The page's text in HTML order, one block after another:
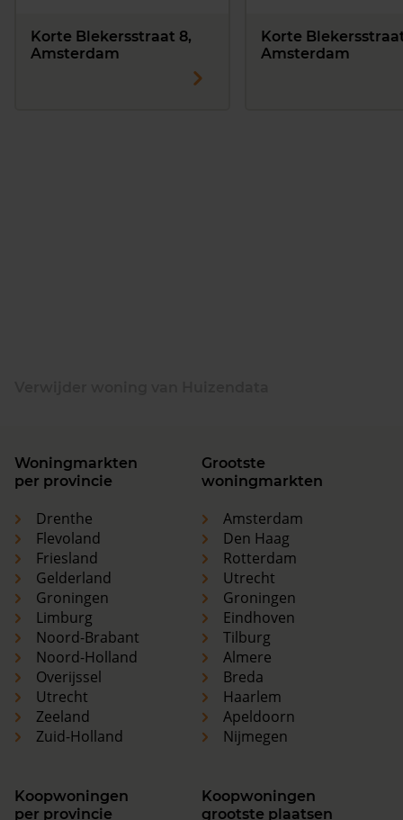
Korte Blekersstraat 8,
Amsterdam
Korte Blekersstraat
Amsterdam
Woningmarkten
per provincie
Drenthe
Flevoland
Friesland
Gelderland
Groningen
Limburg
Noord-Brabant
Noord-Holland
Overijssel
Utrecht
Zeeland
Zuid-Holland
Grootste
woningmarkten
Amsterdam
Den Haag
Rotterdam
Utrecht
Groningen
Eindhoven
Tilburg
Almere
Breda
Haarlem
Apeldoorn
Nijmegen
Koopwoningen
per provincie
Koopwoningen
grootste plaatsen